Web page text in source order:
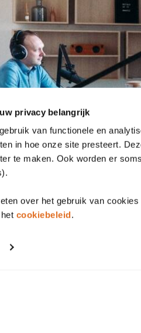
privacy belangrijk
van functionele en
in hoe onze site presteert.
te maken. Ook worden er
over het gebruik van
cookiebeleid.